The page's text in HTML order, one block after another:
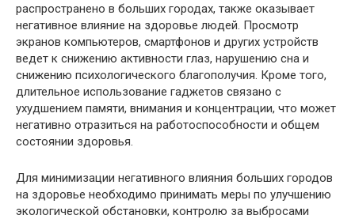
распространено в больших городах, также оказывает
негативное влияние на здоровье людей. Просмотр
экранов компьютеров, смартфонов и других устройств
ведет к снижению активности глаз, нарушению сна и
снижению психологического благополучия. Кроме того,
длительное использование гаджетов связано с
ухудшением памяти, внимания и концентрации, что может
негативно отразиться на работоспособности и общем
состоянии здоровья.
Для минимизации негативного влияния больших городов
на здоровье необходимо принимать меры по улучшению
экологической обстановки, контролю за выбросами